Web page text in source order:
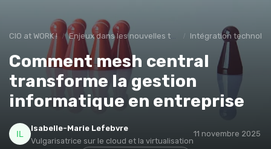
CIO at WORK ! Enjeux dans les nouvelles technologies Intégration
Comment mesh central
transforme la gestion
informatique en entreprise
Isabelle-Marie Lefebvre
Vulgarisatrice sur le cloud et la virtualisation
11 novembre 2025